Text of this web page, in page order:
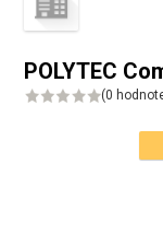
POLYTEC
(0